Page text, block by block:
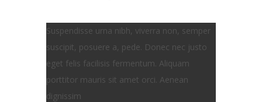
Suspendisse urna nibh, viverra non, semper
suscipit, posuere a, pede. Donec nec justo
eget felis facilisis fermentum. Aliquam
porttitor mauris sit amet orci. Aenean
dignissim